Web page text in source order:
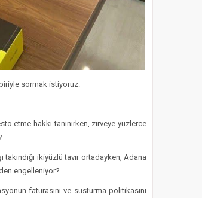
sormak istiyoruz:
etme hakkı tanınırken, zirveye yüzlerce
ikiyüzlü tavır ortadayken, Adana
engelleniyor?
faturasını ve susturma politikasını